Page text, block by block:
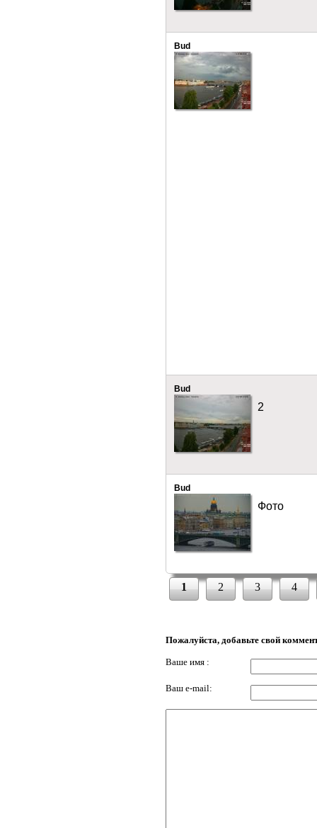
Bud
Bud
2
Bud
Фото
1 2 3 4
Пожалуйста, добавьте свой
Ваше имя :
Ваш e-mail: